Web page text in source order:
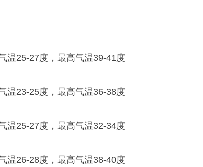
温25-27度，最高气温39-41度
温23-25度，最高气温36-38度
温25-27度，最高气温32-34度
温26-28度，最高气温38-40度